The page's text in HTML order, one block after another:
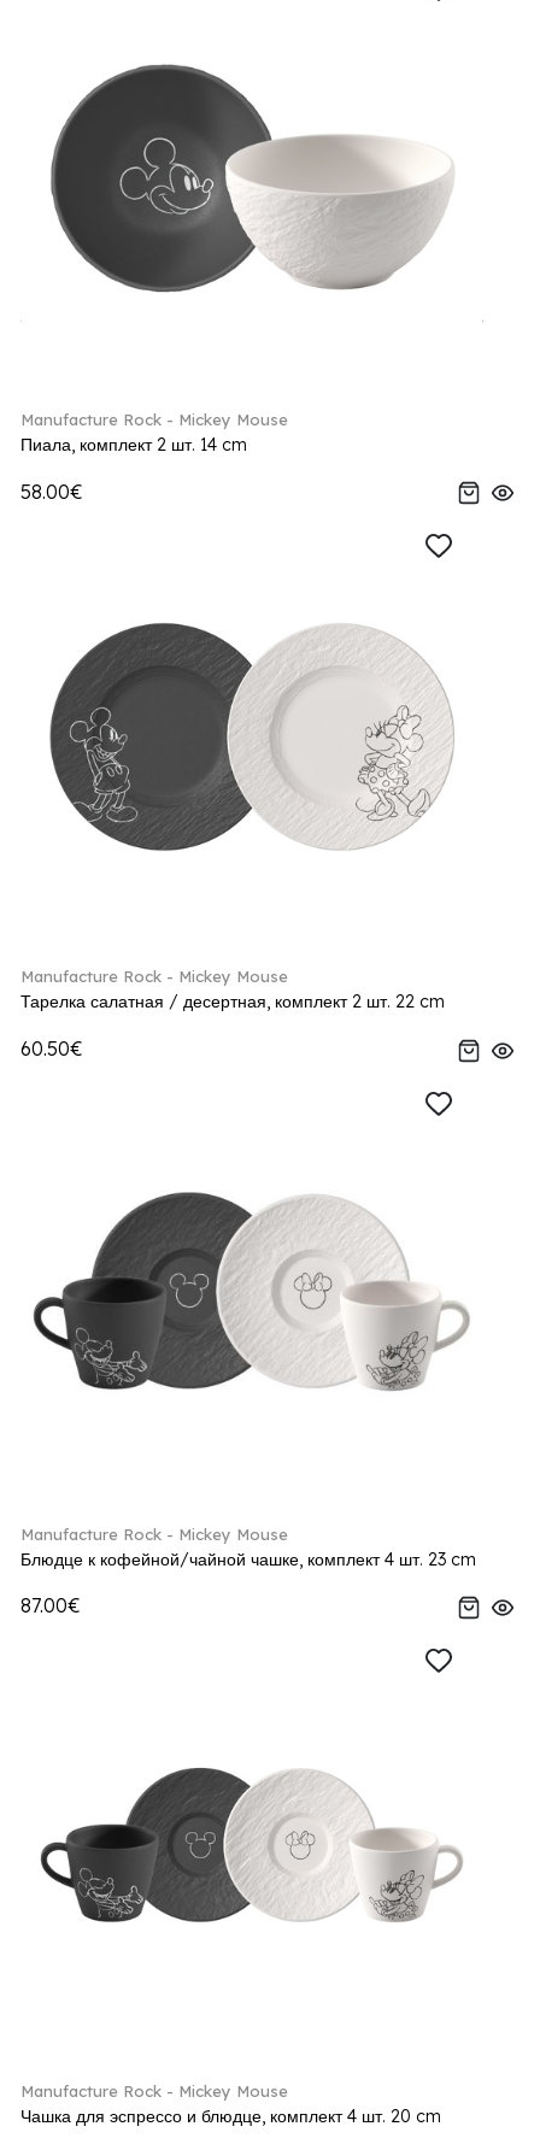
Manufacture Rock - Mickey Mouse
Пиала, комплект 2 шт. 14 cm
58.00€
Manufacture Rock - Mickey Mouse
Тарелка салатная / десертная, комплект 2 шт. 22 cm
60.50€
Manufacture Rock - Mickey Mouse
Блюдце к кофейной/чайной чашке, комплект 4 шт. 23 cm
87.00€
Manufacture Rock - Mickey Mouse
Чашка для эспрессо и блюдце, комплект 4 шт. 20 cm